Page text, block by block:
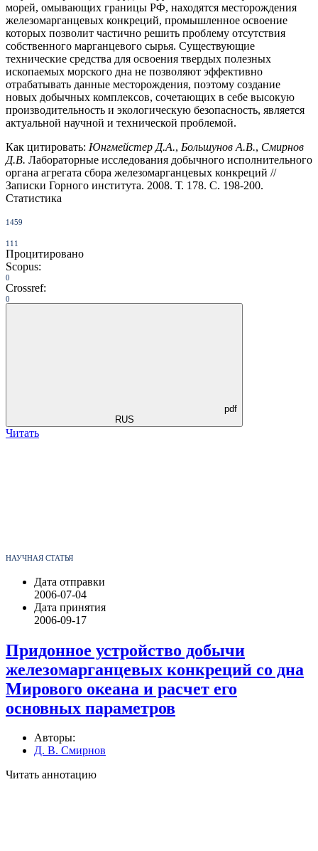
морей, омывающих границы РФ, находятся месторождения
железомарганцевых конкреций, промышленное освоение
которых позволит частично решить проблему отсутствия
собственного марганцевого сырья. Существующие
технические средства для освоения твердых полезных
ископаемых морского дна не позволяют эффективно
отрабатывать данные месторождения, поэтому создание
новых добычных комплексов, сочетающих в себе высокую
производительность и экологическую безопасность, является
актуальной научной и технической проблемой.
Как цитировать: Юнгмейстер Д.А., Большунов А.В., Смирнов
Д.В. Лабораторные исследования добычного исполнительного
органа агрегата сбора железомарганцевых конкреций //
Записки Горного института. 2008. Т. 178. С. 198-200.
Статистика
1459
111
Процитировано
Scopus:
0
Crossref:
0
pdf
RUS
Читать
НАУЧНАЯ СТАТЬЯ
Дата отправки
2006-07-04
Дата принятия
2006-09-17
Придонное устройство добычи
железомарганцевых конкреций со дна
Мирового океана и расчет его
основных параметров
Авторы:
Д. В. Смирнов
Читать аннотацию